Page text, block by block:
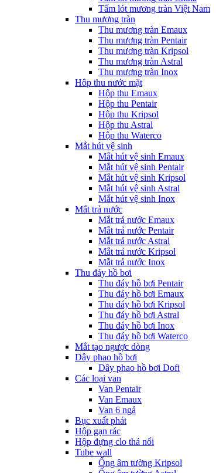
Tấm lót mương tràn Việt Nam
Thu mương tràn
Thu mương tràn Emaux
Thu mương tràn Pentair
Thu mương tràn Kripsol
Thu mương tràn Astral
Thu mương tràn Inox
Hôp thu nước mặt
Hộp thu Emaux
Hộp thu Pentair
Hộp thu Kripsol
Hộp thu Astral
Hộp thu Waterco
Mắt hút vệ sinh
Mắt hút vệ sinh Emaux
Mắt hút vệ sinh Pentair
Mắt hút vệ sinh Kripsol
Mắt hút vệ sinh Astral
Mắt hút vệ sinh Inox
Mắt trả nước
Mắt trả nước Emaux
Mắt trả nước Pentair
Mắt trả nước Astral
Mắt trả nước Kripsol
Mắt trả nước Inox
Thu đáy hồ bơi
Thu đáy hồ bơi Pentair
Thu đáy hồ bơi Emaux
Thu đáy hồ bơi Kripsol
Thu đáy hồ bơi Astral
Thu đáy hồ bơi Inox
Thu đáy hồ bơi Waterco
Mắt tạo ngược dòng
Dây phao hồ bơi
Dây phao hồ bơi Dofi
Các loại van
Van Pentair
Van Emaux
Van 6 ngả
Bục xuất phát
Hộp gạn rác
Hộp đựng clo thả nổi
Tube wall
Ống âm tường Kripsol